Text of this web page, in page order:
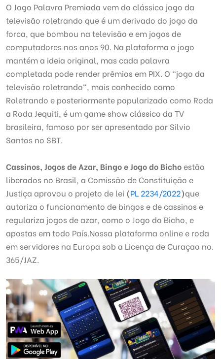
O Jogo Palavra Premiada vem do clássico jogo da
televisão roletrando que é um derivado do jogo da
forca, que bombou na televisão e em jogos de
computadores nos anos 90. Na plataforma o jogo
mantém a ideia original, mas cada palavra
completada pode render prêmios em PIX. O "jogo da
televisão roletrando", mais conhecido como
Roletrando e posteriormente popularizado como Roda
a Roda Jequiti, é um game show clássico da TV
brasileira, famoso por ser apresentado por Silvio
Santos no SBT.
Cassinos, Jogos de Azar, Bingo e Jogo do Bicho estão
liberados no Brasil, a Comissão de Constituição e
Justiça aprovou o projeto de lei (PL 2234/2022)que
autoriza o funcionamento de bingos e de cassinos e
regulariza jogos de azar, como o Jogo do Bicho, e
apostas em todo País.Nossa plataforma online e roda
em servidores na Europa sob a Licença de Curaçao no.
365/JAZ.